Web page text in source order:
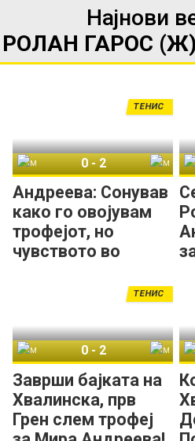
Најнови
РОЛАН ГАРОС (Ж),
Андреева: Сонував
како го овојувам
трофејот, но
чувството во
ТЕНИС
0- 2
Заврши бајката на
Хвалинска, прв
Грен слем трофеј
ТЕНИС
0-2